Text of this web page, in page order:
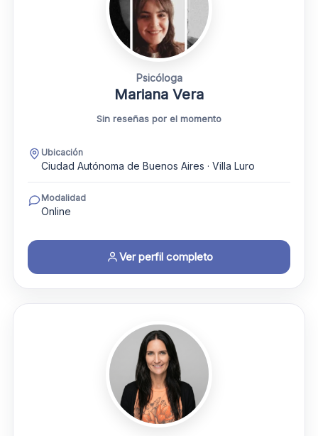
Psicóloga
Mariana Vera
Sin reseñas por el momento
Ubicación
Ciudad Autónoma de Buenos Aires · Villa Luro
Modalidad
Online
Ver perfil completo